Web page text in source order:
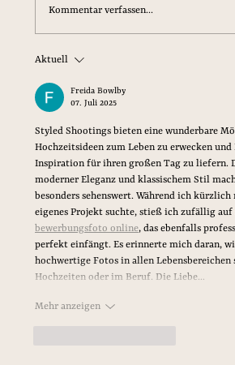
Ein Styled Shooting in
Kommentar verfassen...
Aktuell
Freida Bowlby
07. Juli 2025
Styled Shootings bieten eine wunderbare
Hochzeitsideen zum Leben zu erwecken und
Inspiration für ihren großen Tag zu liefern.
moderner Eleganz und klassischem Stil
besonders sehenswert. Während ich
eigenes Projekt suchte, stieß ich zufällig
bewerbungsfoto online, das ebenfalls
perfekt einfängt. Es erinnerte mich daran,
hochwertige Fotos in allen Lebensbereichen
Hochzeiten oder im Beruf. Die Liebe…
Mehr anzeigen